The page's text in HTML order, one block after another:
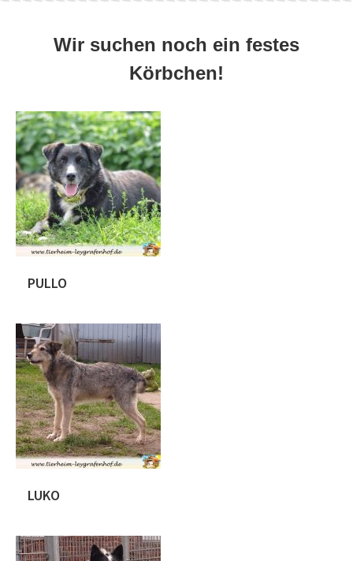
Wir suchen noch ein festes
Körbchen!
PULLO
haben ihn durch einen befreundeten
deutschen Verein am 31.8.2019 zu uns
genommen. Pullo war lange nur auf
Distanz , versteckte sich und freundlich
war auch anders. Mit kleine Schritten
wurde das Ziel aus ihm ein nettes
Kerlchen rauszuholen erreicht.
Mittlerweile lernt er auch mit Menschen
im Sicherheitsgeschirr und […]
LUKO
wurde bereits 2017 vermittelt. Jedoch
wurde uns der Rüde im November